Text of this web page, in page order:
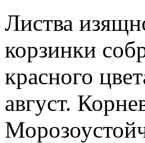
Листва
корзинки
красного
август.